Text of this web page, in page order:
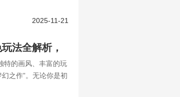
2025-11-21
法全解析，
特的画风、丰富的玩
之作”。无论你是初